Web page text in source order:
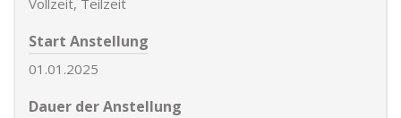
Vollzeit, Teilzeit
Start Anstellung
01.01.2025
Dauer der Anstellung